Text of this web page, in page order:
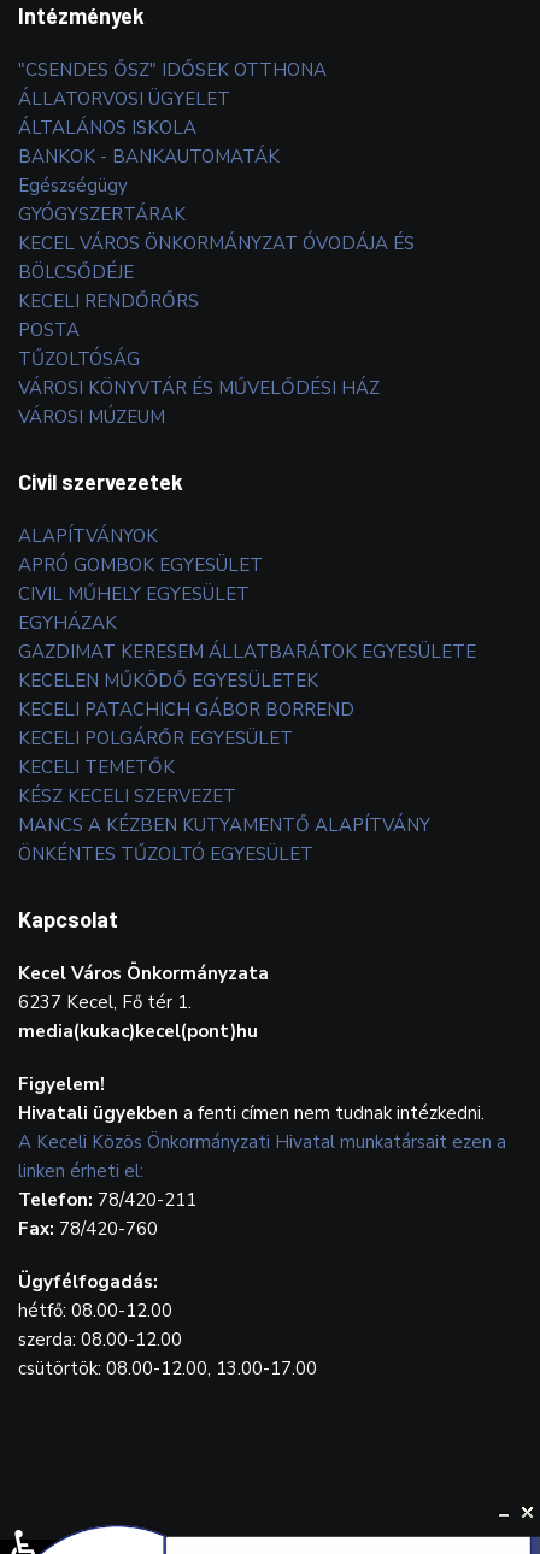
Intézmények
"CSENDES ŐSZ" IDŐSEK OTTHONA
ÁLLATORVOSI ÜGYELET
ÁLTALÁNOS ISKOLA
BANKOK - BANKAUTOMATÁK
Egészségügy
GYÓGYSZERTÁRAK
KECEL VÁROS ÖNKORMÁNYZAT ÓVODÁJA ÉS
BÖLCSŐDÉJE
KECELI RENDŐRŐRS
POSTA
TŰZOLTÓSÁG
VÁROSI KÖNYVTÁR ÉS MŰVELŐDÉSI HÁZ
VÁROSI MÚZEUM
Civil szervezetek
ALAPÍTVÁNYOK
APRÓ GOMBOK EGYESÜLET
CIVIL MŰHELY EGYESÜLET
EGYHÁZAK
GAZDIMAT KERESEM ÁLLATBARÁTOK EGYESÜLETE
KECELEN MŰKÖDŐ EGYESÜLETEK
KECELI PATACHICH GÁBOR BORREND
KECELI POLGÁRŐR EGYESÜLET
KECELI TEMETŐK
KÉSZ KECELI SZERVEZET
MANCS A KÉZBEN KUTYAMENTŐ ALAPÍTVÁNY
ÖNKÉNTES TŰZOLTÓ EGYESÜLET
Kapcsolat
Kecel Város Önkormányzata
6237 Kecel, Fő tér 1.
media(kukac)kecel(pont)hu
Figyelem!
Hivatali ügyekben a fenti címen nem tudnak intézkedni.
A Keceli Közös Önkormányzati Hivatal munkatársait ezen a
linken érheti el:
Telefon: 78/420-211
Fax: 78/420-760
Ügyfélfogadás:
hétfő: 08.00-12.00
szerda: 08.00-12.00
csütörtök: 08.00-12.00, 13.00-17.00